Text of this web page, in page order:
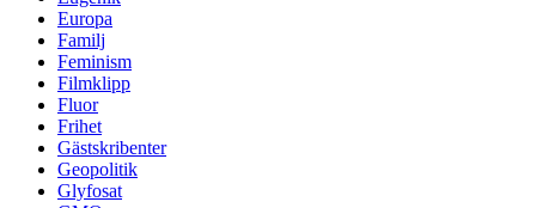
Europa
Familj
Feminism
Filmklipp
Fluor
Frihet
Gästskribenter
Geopolitik
Glyfosat